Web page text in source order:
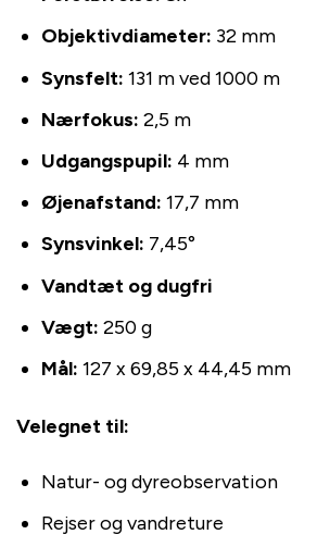
Objektivdiameter: 32 mm
Synsfelt: 131 m ved 1000 m
Nærfokus: 2,5 m
Udgangspupil: 4 mm
Øjenafstand: 17,7 mm
Synsvinkel: 7,45°
Vandtæt og dugfri
Vægt: 250 g
Mål: 127 x 69,85 x 44,45 mm
Velegnet til:
Natur- og dyreobservation
Rejser og vandreture